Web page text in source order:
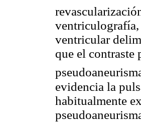
ventricular
que el contraste
evidencia la
habitualmente